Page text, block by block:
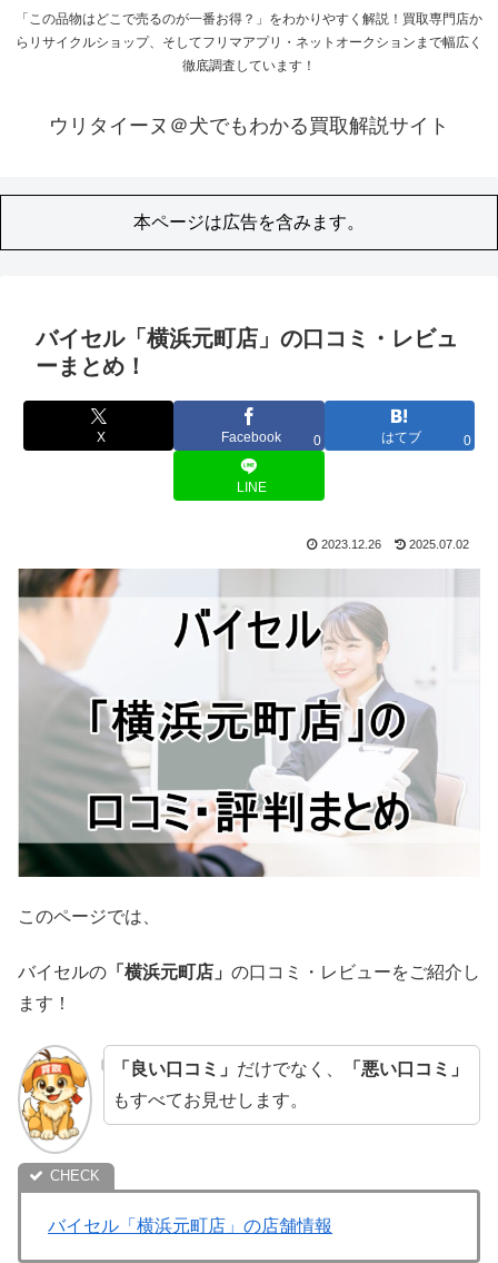
「この品物はどこで売るのが一番お得？」をわかりやすく解説！買取専門店か
らリサイクルショップ、そしてフリマアプリ・ネットオークションまで幅広く
徹底調査しています！
ウリタイーヌ＠犬でもわかる買取解説サイト
本ページは広告を含みます。
バイセル「横浜元町店」の口コミ・レビュ
ーまとめ！
X Facebook 0 はてブ 0
LINE
2023.12.26 2025.07.02
このページでは、
バイセルの 「横浜元町店」 の口コミ・レビューをご紹介し
ます！
「良い口コミ」 だけでなく、
「悪い口コミ」
もすべてお見せします。
バイセル「横浜元町店」の店舗情報